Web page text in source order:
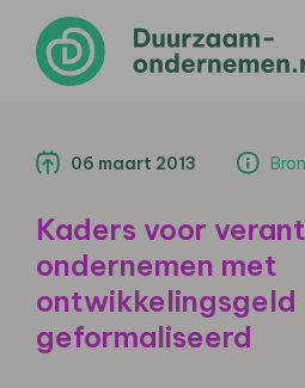
06 maart 2013
Kaders voor
ondernemen met
ontwikkelingsgeld
geformaliseerd